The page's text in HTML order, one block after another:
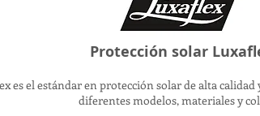
Protección solar
es el estándar en protección solar de alta
diferentes modelos, materiales y